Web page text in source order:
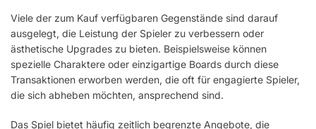
Viele der zum Kauf verfügbaren Gegenstände sind darauf
ausgelegt, die Leistung der Spieler zu verbessern oder
ästhetische Upgrades zu bieten. Beispielsweise können
spezielle Charaktere oder einzigartige Boards durch diese
Transaktionen erworben werden, die oft für engagierte Spieler,
die sich abheben möchten, ansprechend sind.
Das Spiel bietet häufig zeitlich begrenzte Angebote, die